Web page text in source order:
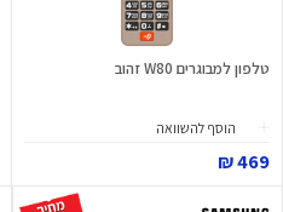
טלפון למבוגרים W80 זהוב
הוסף להשוואה
469 ₪